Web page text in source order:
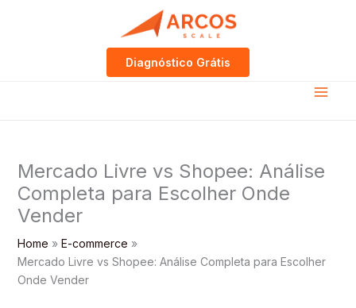
Diagnóstico Grátis
Mercado Livre vs Shopee: Análise
Completa para Escolher Onde
Vender
Home
E-commerce
Mercado Livre vs Shopee: Análise Completa para Escolher
Onde Vender